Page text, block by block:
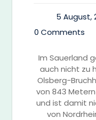
5 August,
0 Comments
Im Sauerland
auch nicht zu
Olsberg-
von 843
und ist damit
von